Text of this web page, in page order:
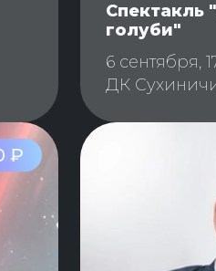
Спектакль
голуби"
6 сентября,
ДК
₽